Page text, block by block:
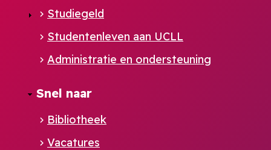
Footer
NL
Studiegeld
Studentenleven aan UCLL
Administratie en ondersteuning
Snel naar
Bibliotheek
Vacatures